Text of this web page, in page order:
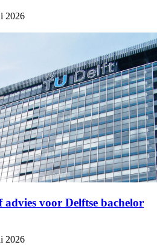
2026
voor Delftse bachelor
2026